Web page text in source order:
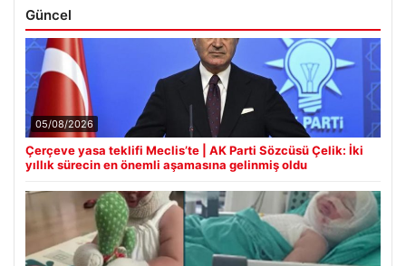
Güncel
05/08/2026
Çerçeve yasa teklifi Meclis’te | AK Parti Sözcüsü Çelik: İki
yıllık sürecin en önemli aşamasına gelinmiş oldu